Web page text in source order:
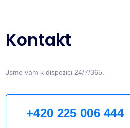
Kontakt
Jsme vám k dispozici 24/7/365.
+420 225 006 444